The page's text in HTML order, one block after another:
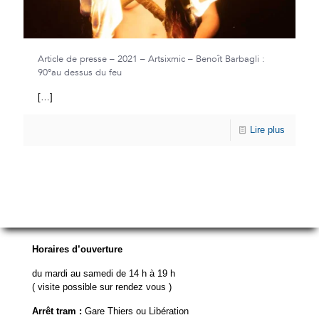
Article de presse – 2021 – Artsixmic – Benoît Barbagli :
90°au dessus du feu
[…]
Lire plus
Horaires d’ouverture
du mardi au samedi de 14 h à 19 h
( visite possible sur rendez vous )
Arrêt tram : Gare Thiers ou Libération